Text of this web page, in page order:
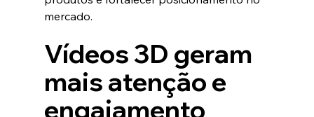
mercado.
Vídeos 3D geram
mais atenção e
engajamento